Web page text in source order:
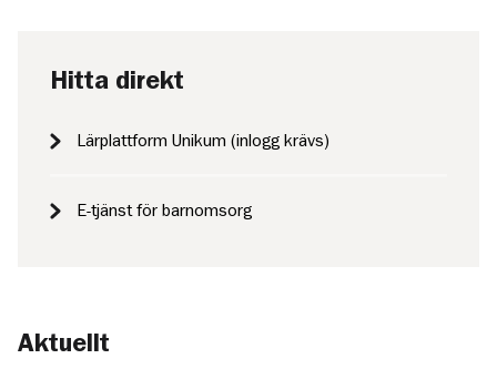
Hitta direkt
Lärplattform Unikum (inlogg krävs)
E-tjänst för barnomsorg
Aktuellt